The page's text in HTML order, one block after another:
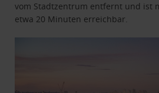
vom Stadtzentrum entfernt und ist
etwa 20 Minuten erreichbar.